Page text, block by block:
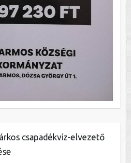
csapadékvíz-elvezető